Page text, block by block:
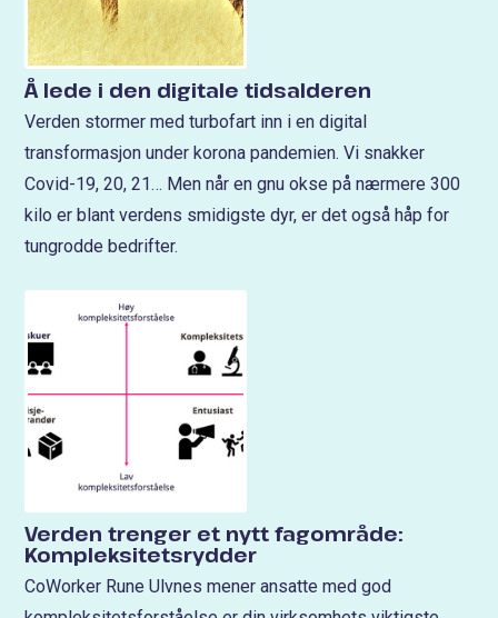
Å lede i den digitale tidsalderen
Verden stormer med turbofart inn i en digital
transformasjon under korona pandemien. Vi snakker
Covid-19, 20, 21… Men når en gnu okse på nærmere 300
kilo er blant verdens smidigste dyr, er det også håp for
tungrodde bedrifter.
Verden trenger et nytt fagområde:
Kompleksitetsrydder
CoWorker Rune Ulvnes mener ansatte med god